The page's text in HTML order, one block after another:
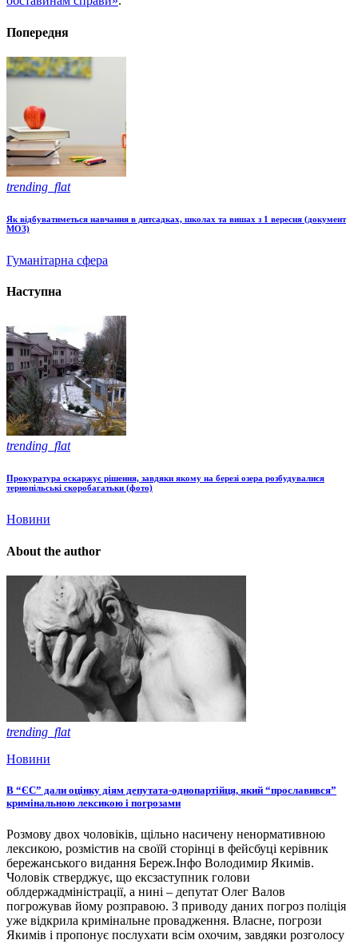
Попередня
trending_flat
Як відбуватиметься навчання в дитсадках, школах та вишах з 1 вересня (документ
МОЗ)
Гуманітарна сфера
Наступна
trending_flat
Прокуратура оскаржує рішення, завдяки якому на березі озера розбудувалися
тернопільські скоробагатьки (фото)
Новини
About the author
trending_flat
Новини
В “ЄС” дали оцінку діям депутата-однопартійця, який “прославився”
кримінальною лексикою і погрозами
Розмову двох чоловіків, щільно насичену ненормативною
лексикою, розмістив на своїй сторінці в фейсбуці керівник
бережанського видання Береж.Інфо Володимир Якимів.
Чоловік стверджує, що ексзаступник голови
облдержадміністрації, а нині – депутат Олег Валов
погрожував йому розправою. З приводу даних погроз поліція
уже відкрила кримінальне провадження. Власне, погрози
Якимів і пропонує послухати всім охочим, завдяки розголосу